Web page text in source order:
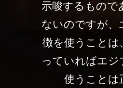
示唆するもので
ないのですが、
徴を使うことは
っていればエジ
使うことは